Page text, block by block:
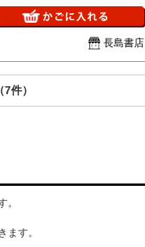
長島書店
件）
。
ます。